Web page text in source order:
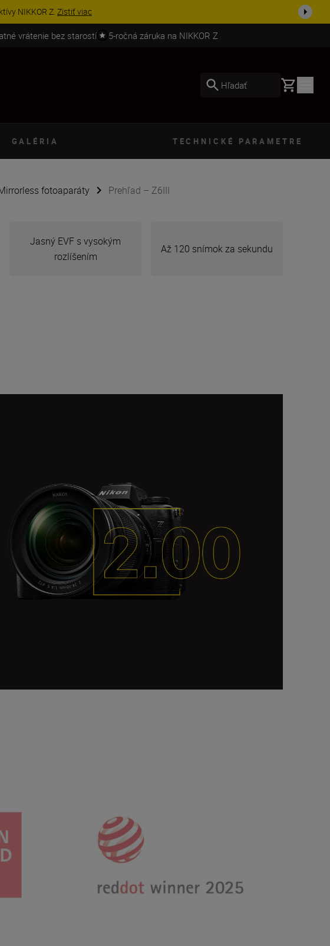
si svoju výbavu ešte dne...
vrátenie bez starostí 5-ročná záruka na NIKKOR Z
Hľadať Basket
GALÉRIA TECHNICKÉ PARAMETRE
fotoaparáty Prehľad – Z6III
Jasný EVF s vysokým
rozlíšením
Až 120 snímok za sekundu